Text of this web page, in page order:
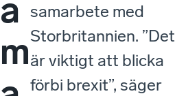
a
m
samarbete med
Storbritannien. ”Det
är viktigt att blicka
förbi brexit”, säger